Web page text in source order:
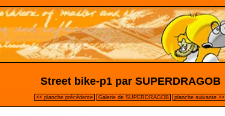
Street bike-p1 par SUPERDRAGOB
<< planche précédente Galerie de SUPERDRAGOB planche suivante >>